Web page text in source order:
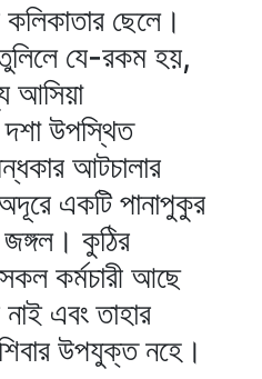
ছেলে।
যে-রকম হয়,
আসিয়া
দশা উপস্থিত
আটচালার
একটি পানাপুকুর
জঙ্গল। কুঠির
কর্মচারী আছে
এবং তাহার
উপযুক্ত নহে।